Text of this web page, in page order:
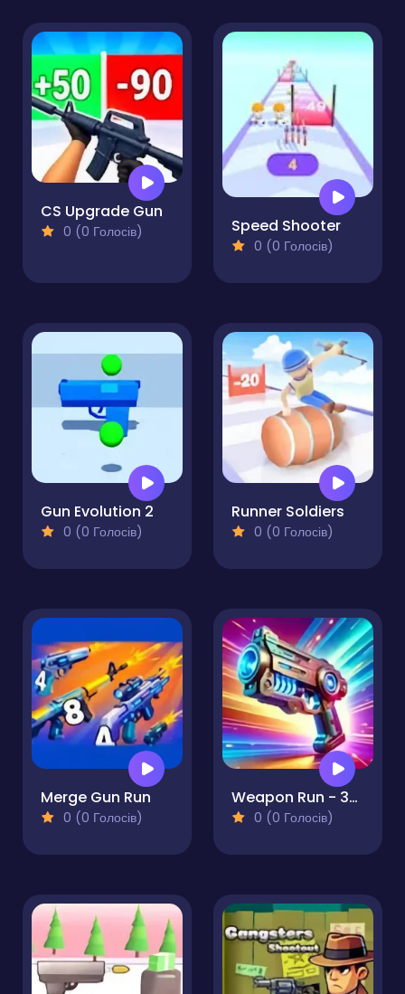
CS Upgrade Gun
0 (0 Голосів) Speed Shooter
0 (0 Голосів)
Gun Evolution 2
0 (0 Голосів)
Runner Soldiers
0 (0 Голосів)
Merge Gun Run
0 (0 Голосів)
Weapon Run - 3D Gun Shooter
0 (0 Голосів)